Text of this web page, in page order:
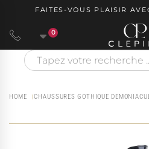
FAITES-VOUS PLAISIR AVEC
0
HOME CHAUSSURES GOTHIQUE